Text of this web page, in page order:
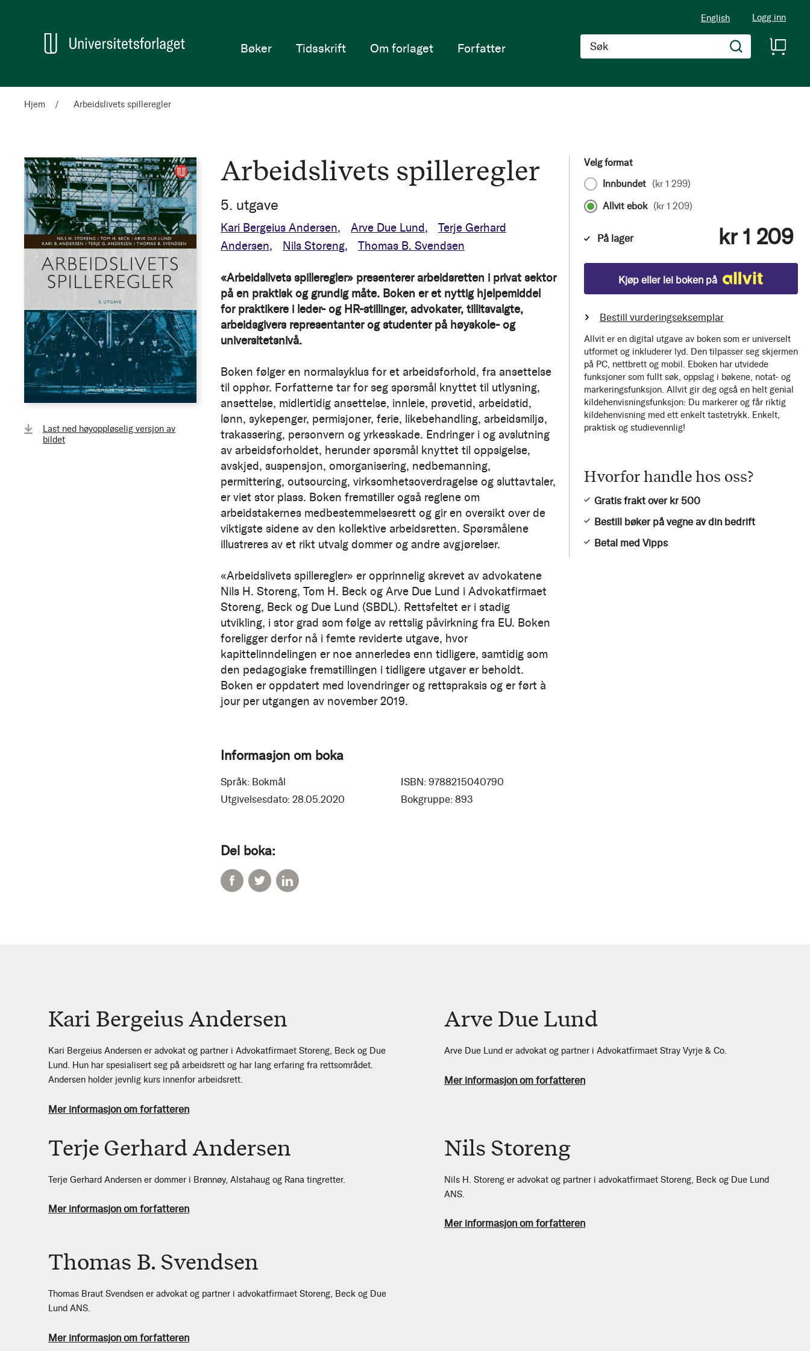
English Logg inn
Søk
Hjem
Bøker Tidsskrift Om forlaget Forfatter
Hjem Arbeidslivets spilleregler
Last ned høyoppløselig versjon av
bildet
Arbeidslivets spilleregler
5. utgave
Kari Bergeius Andersen Arve Due Lund
Terje Gerhard
Andersen
Nils Storeng Thomas B. Svendsen
«Arbeidslivets spilleregler» presenterer arbeidsretten i privat sektor
på en praktisk og grundig måte. Boken er et nyttig hjelpemiddel
for praktikere i leder- og HR-stillinger, advokater, tillitsvalgte,
arbeidsgivers representanter og studenter på høyskole- og
universitetsnivå.
Boken følger en normalsyklus for et arbeidsforhold, fra ansettelse
til opphør. Forfatterne tar for seg spørsmål knyttet til utlysning,
ansettelse, midlertidig ansettelse, innleie, prøvetid, arbeidstid,
lønn, sykepenger, permisjoner, ferie, likebehandling, arbeidsmiljø,
trakassering, personvern og yrkesskade. Endringer i og avslutning
av arbeidsforholdet, herunder spørsmål knyttet til oppsigelse,
avskjed, suspensjon, omorganisering, nedbemanning,
permittering, outsourcing, virksomhetsoverdragelse og sluttavtaler,
er viet stor plass. Boken fremstiller også reglene om
arbeidstakernes medbestemmelsesrett og gir en oversikt over de
viktigste sidene av den kollektive arbeidsretten. Spørsmålene
illustreres av et rikt utvalg dommer og andre avgjørelser.
«Arbeidslivets spilleregler» er opprinnelig skrevet av advokatene
Nils H. Storeng, Tom H. Beck og Arve Due Lund i Advokatfirmaet
Storeng, Beck og Due Lund (SBDL). Rettsfeltet er i stadig
utvikling, i stor grad som følge av rettslig påvirkning fra EU. Boken
foreligger derfor nå i femte reviderte utgave, hvor
kapittelinndelingen er noe annerledes enn tidligere, samtidig som
den pedagogiske fremstillingen i tidligere utgaver er beholdt.
Boken er oppdatert med lovendringer og rettspraksis og er ført à
jour per utgangen av november 2019.
Informasjon om boka
Språk: Bokmål ISBN: 9788215040790
Utgivelsesdato: 28.05.2020 Bokgruppe: 893
Del boka:
Velg format
Innbundet (kr 1 299)
Allvit ebok (kr 1 209)
På lager kr 1 209
Kjøp eller lei boken på
Bestill vurderingseksemplar
Allvit er en digital utgave av boken som er universelt
utformet og inkluderer lyd. Den tilpasser seg skjermen
på PC, nettbrett og mobil. Eboken har utvidede
funksjoner som fullt søk, oppslag i bøkene, notat- og
markeringsfunksjon. Allvit gir deg også en helt genial
kildehenvisningsfunksjon: Du markerer og får riktig
kildehenvisning med ett enkelt tastetrykk. Enkelt,
praktisk og studievennlig!
Hvorfor handle hos oss?
Gratis frakt over kr 500
Bestill bøker på vegne av din bedrift
Betal med Vipps
Kari Bergeius Andersen
Kari Bergeius Andersen er advokat og partner i Advokatfirmaet Storeng, Beck og Due
Lund. Hun har spesialisert seg på arbeidsrett og har lang erfaring fra rettsområdet.
Andersen holder jevnlig kurs innenfor arbeidsrett.
Mer informasjon om forfatteren
Arve Due Lund
Arve Due Lund er advokat og partner i Advokatfirmaet Stray Vyrje & Co.
Mer informasjon om forfatteren
Terje Gerhard Andersen
Terje Gerhard Andersen er dommer i Brønnøy, Alstahaug og Rana tingretter.
Mer informasjon om forfatteren
Nils Storeng
Nils H. Storeng er advokat og partner i advokatfirmaet Storeng, Beck og Due Lund
ANS.
Mer informasjon om forfatteren
Thomas B. Svendsen
Thomas Braut Svendsen er advokat og partner i advokatfirmaet Storeng, Beck og Due
Lund ANS.
Mer informasjon om forfatteren